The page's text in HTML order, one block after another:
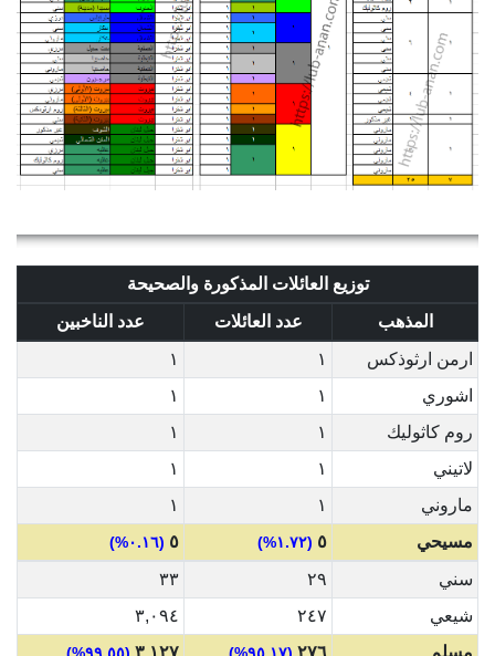
توزيع العائلات المذكورة والصحيحة
المذهب
عدد العائلات
عدد الناخبين
ارمن ارثوذكس
١
١
اشوري
١
١
روم كاثوليك
١
١
لاتيني
١
١
ماروني
١
١
مسيحي
٥ (١.٧٢%) ٥ (٠.١٦%)
سني ٢٩
٣٣
شيعي
٢٤٧
٣,٠٩٤
مسلم
٢٧٦ (٩٥.١٧%) ٣,١٢٧ (٩٩.٥٥%)